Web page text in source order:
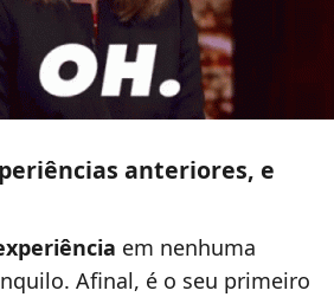
anteriores, e
em nenhuma
Afinal, é o seu primeiro